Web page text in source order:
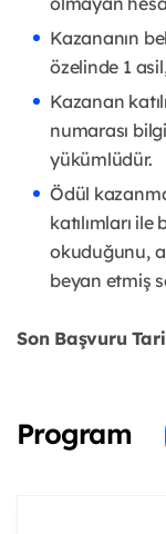
Kazananın
özelinde 1
Kazanan
numarası
yükümlüdür.
Ödül
katılımları
okuduğunu,
beyan etmiş
Son Başvuru
Program